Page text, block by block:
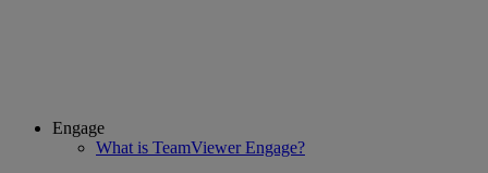
Engage
What is TeamViewer Engage?